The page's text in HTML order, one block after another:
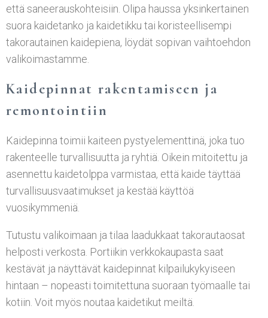
että saneerauskohteisiin. Olipa haussa yksinkertainen
suora kaidetanko ja kaidetikku tai koristeellisempi
takorautainen kaidepiena, löydät sopivan vaihtoehdon
valikoimastamme.
Kaidepinnat rakentamiseen ja
remontointiin
Kaidepinna toimii kaiteen pystyelementtinä, joka tuo
rakenteelle turvallisuutta ja ryhtiä. Oikein mitoitettu ja
asennettu kaidetolppa varmistaa, että kaide täyttää
turvallisuusvaatimukset ja kestää käyttöä
vuosikymmeniä.
Tutustu valikoimaan ja tilaa laadukkaat takorautaosat
helposti verkosta. Portiikin verkkokaupasta saat
kestävät ja näyttävät kaidepinnat kilpailukykyiseen
hintaan – nopeasti toimitettuna suoraan työmaalle tai
kotiin. Voit myös noutaa kaidetikut meiltä.